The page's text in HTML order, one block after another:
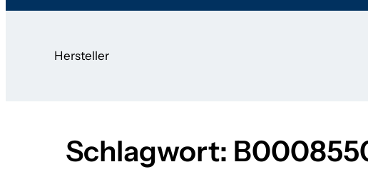
Hersteller
Schlagwort: